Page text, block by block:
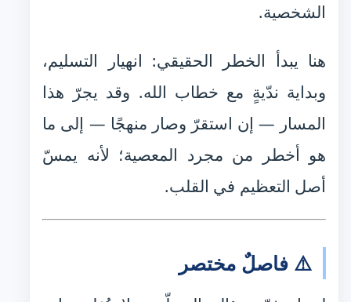
الشخصية.
هنا يبدأ الخطر الحقيقي: انهيار التسليم،
وبداية ندّيةٍ مع خطاب الله. وقد يجرّ هذا
المسار — إن استقرّ وصار منهجًا — إلى ما
هو أخطر من مجرد المعصية؛ لأنه يمسّ
أصل التعظيم في القلب.
⚠️ فاصلٌ مختصر